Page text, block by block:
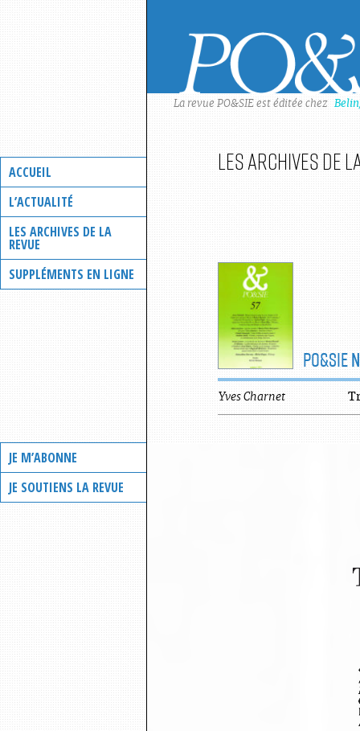
ACCUEIL
L’ACTUALITÉ
LES ARCHIVES DE LA
REVUE
SUPPLÉMENTS EN LIGNE
JE M’ABONNE
JE SOUTIENS LA REVUE
La revue PO&SIE est éditée chez
Les archives de
PO&SIE
Yves Charnet